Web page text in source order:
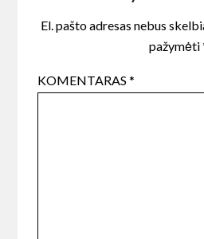
El. pašto adresas nebus
pažymėti
KOMENTARAS*